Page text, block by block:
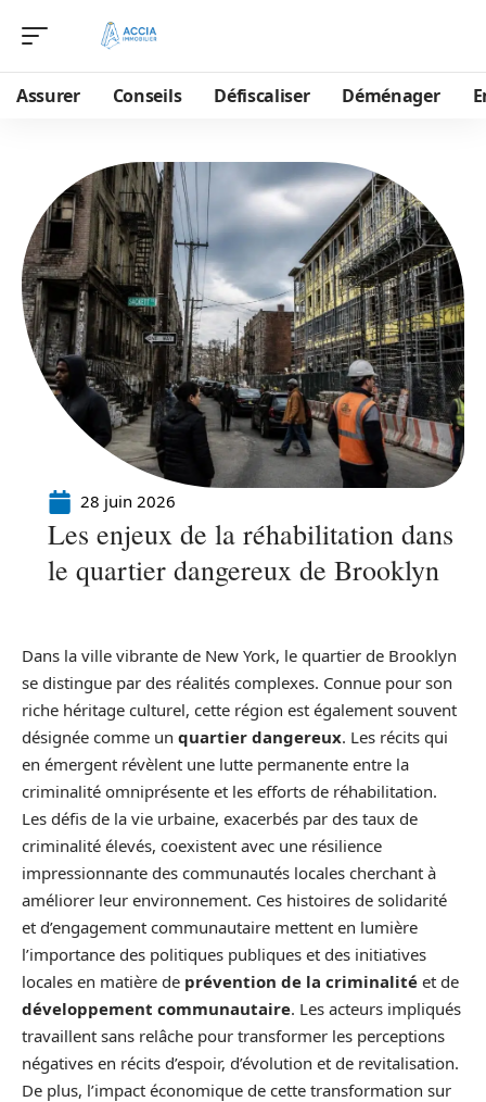
Assurer Conseils Défiscaliser Déménager
28 juin 2026
Les enjeux de la réhabilitation dans
le quartier dangereux de Brooklyn
Dans la ville vibrante de New York, le quartier de Brooklyn
se distingue par des réalités complexes. Connue pour son
riche héritage culturel, cette région est également souvent
désignée comme un quartier dangereux. Les récits qui
en émergent révèlent une lutte permanente entre la
criminalité omniprésente et les efforts de réhabilitation.
Les défis de la vie urbaine, exacerbés par des taux de
criminalité élevés, coexistent avec une résilience
impressionnante des communautés locales cherchant à
améliorer leur environnement. Ces histoires de solidarité
et d’engagement communautaire mettent en lumière
l’importance des politiques publiques et des initiatives
locales en matière de prévention de la criminalité et de
développement communautaire. Les acteurs impliqués
travaillent sans relâche pour transformer les perceptions
négatives en récits d’espoir, d’évolution et de revitalisation.
De plus, l’impact économique de cette transformation sur